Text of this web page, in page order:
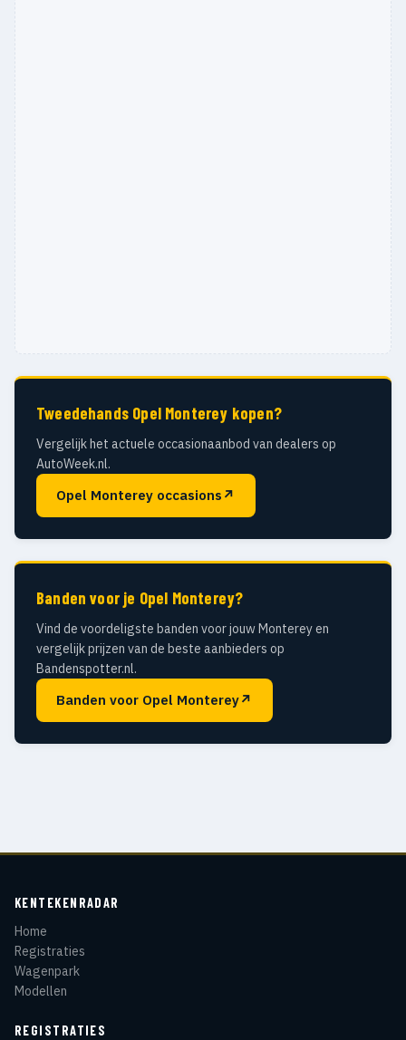
Tweedehands Opel Monterey kopen?
Vergelijk het actuele occasionaanbod van dealers op
AutoWeek.nl.
Opel Monterey occasions ↗
Banden voor je Opel Monterey?
Vind de voordeligste banden voor jouw Monterey en
vergelijk prijzen van de beste aanbieders op
Bandenspotter.nl.
Banden voor Opel Monterey↗
KENTEKENRADAR
Home
Registraties
Wagenpark
Modellen
REGISTRATIES